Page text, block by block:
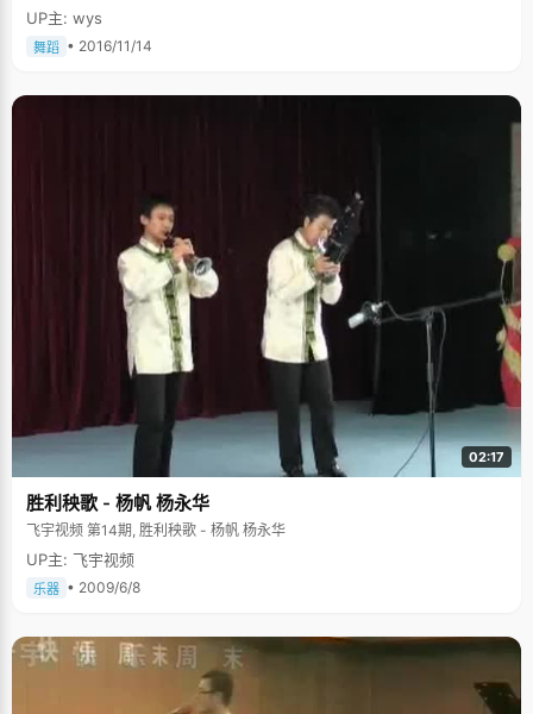
UP主: wys
舞蹈 • 2016/11/14
02:17
胜利秧歌 - 杨帆 杨永华
飞宇视频 第14期, 胜利秧歌 - 杨帆 杨永华
UP主: 飞宇视频
乐器 • 2009/6/8